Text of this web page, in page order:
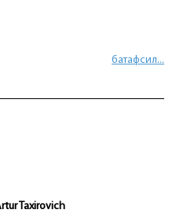
батафсил...
Taxirovich